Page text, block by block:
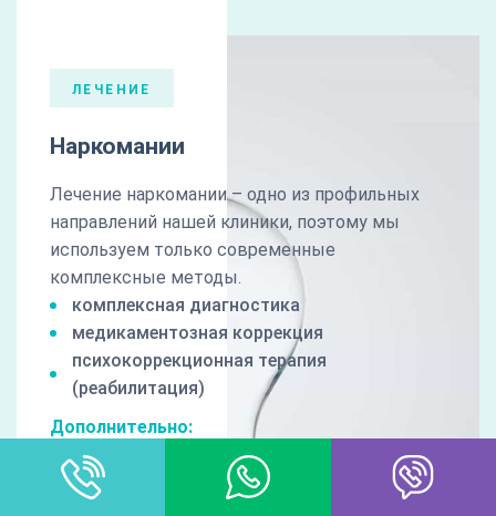
ЛЕЧЕНИЕ
Наркомании
Лечение наркомании – одно из профильных
направлений нашей клиники, поэтому мы
используем только современные
комплексные методы.
комплексная диагностика
медикаментозная коррекция
психокоррекционная терапия
(реабилитация)
Дополнительно:
гарантия результата
пост лечебное сопровождение